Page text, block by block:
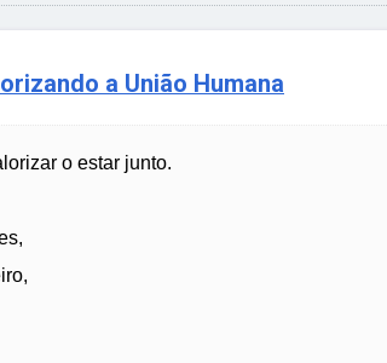
a União Humana
o estar junto.